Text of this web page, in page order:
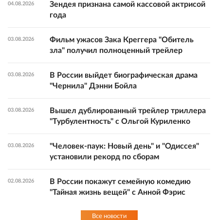
04.08.2026
Зендея признана самой кассовой актрисой
года
03.08.2026
Фильм ужасов Зака Креггера "Обитель
зла" получил полноценный трейлер
03.08.2026
В России выйдет биографическая драма
"Чернила" Дэнни Бойла
03.08.2026
Вышел дублированный трейлер триллера
"Турбулентность" с Ольгой Куриленко
03.08.2026
"Человек-паук: Новый день" и "Одиссея"
установили рекорд по сборам
02.08.2026
В России покажут семейную комедию
"Тайная жизнь вещей" с Анной Фэрис
Все новости